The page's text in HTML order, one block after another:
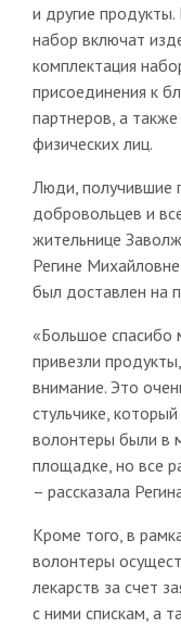
и другие
набор включат
комплектация
присоединения к
партнеров, а
физических лиц.
Люди, получившие
добровольцев и
жительнице
Регине
был доставлен на
«Большое
привезли
внимание. Это
стульчике,
волонтеры были в
площадке, но все
– рассказала
Кроме того, в
волонтеры
лекарств за счет
с ними спискам, а